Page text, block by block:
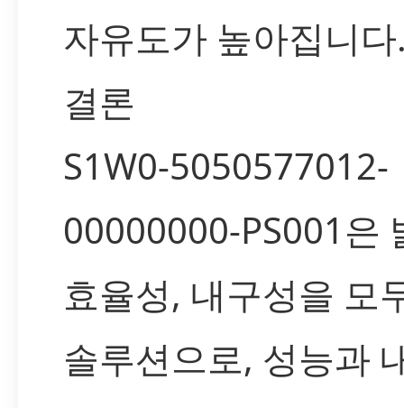
자유도가 높아집니
결론
S1W0-5050577012-
00000000-PS001은
효율성, 내구성을 모
솔루션으로, 성능과